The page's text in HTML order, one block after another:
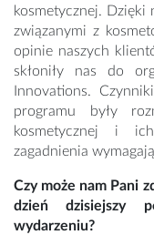
kosmetycznej.
związanymi z
opinie naszych
skłoniły nas do
Innovations.
programu były
kosmetycznej i
zagadnienia
Czy może nam Pani
dzień dzisiejszy
wydarzeniu?